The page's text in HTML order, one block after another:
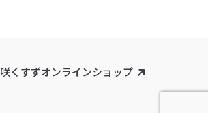
咲くすずオンラインショップ